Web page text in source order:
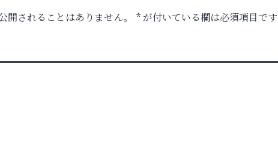
みを
開されることはありません。 *が付いている欄は必須項目です